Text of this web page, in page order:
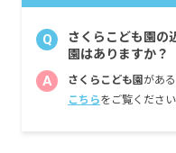
Q
さくらこども園の
園はありますか？
A さくらこども園がある
こちらをご覧ください